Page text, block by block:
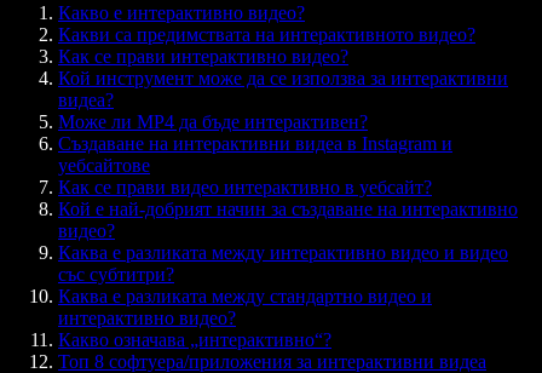
Какво е интерактивно видео?
Какви са предимствата на интерактивното видео?
Как се прави интерактивно видео?
Кой инструмент може да се използва за интерактивни
видеа?
Може ли MP4 да бъде интерактивен?
Създаване на интерактивни видеа в Instagram и
уебсайтове
Как се прави видео интерактивно в уебсайт?
Кой е най-добрият начин за създаване на интерактивно
видео?
Каква е разликата между интерактивно видео и видео
със субтитри?
Каква е разликата между стандартно видео и
интерактивно видео?
Какво означава „интерактивно“?
Топ 8 софтуера/приложения за интерактивни видеа